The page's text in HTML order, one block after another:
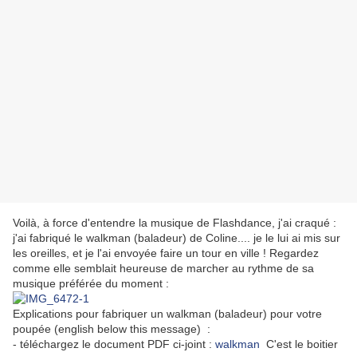
Voilà, à force d'entendre la musique de Flashdance, j'ai craqué :
j'ai fabriqué le walkman (baladeur) de Coline.... je le lui ai mis sur
les oreilles, et je l'ai envoyée faire un tour en ville ! Regardez
comme elle semblait heureuse de marcher au rythme de sa
musique préférée du moment :
Explications pour fabriquer un walkman (baladeur) pour votre
poupée (english below this message) :
- téléchargez le document PDF ci-joint : walkman C'est le boitier